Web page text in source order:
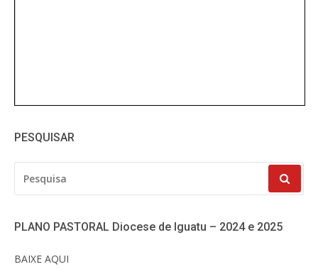
PESQUISAR
POR:
PLANO PASTORAL Diocese de Iguatu – 2024 e 2025
BAIXE AQUI